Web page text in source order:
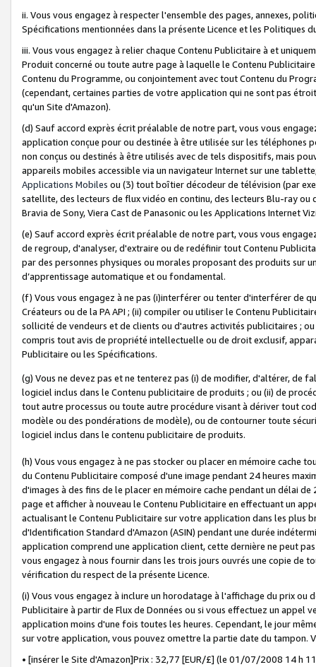
ii. Vous vous engagez à respecter l'ensemble des pages, annexes,
Spécifications mentionnées dans la présente Licence et les Politiques
iii. Vous vous engagez à relier chaque Contenu Publicitaire à et
Produit concerné ou toute autre page à laquelle le Contenu
Contenu du Programme, ou conjointement avec tout Contenu du
(cependant, certaines parties de votre application qui ne sont pas
qu'un Site d'Amazon).
(d) Sauf accord exprès écrit préalable de notre part, vous vous
application conçue pour ou destinée à être utilisée sur les téléphones
non conçus ou destinés à être utilisés avec de tels dispositifs, mais
appareils mobiles accessible via un navigateur Internet sur une
Applications Mobiles ou (3) tout boîtier décodeur de télévision (par
satellite, des lecteurs de flux vidéo en continu, des lecteurs Blu-ray
Bravia de Sony, Viera Cast de Panasonic ou les Applications Internet
(e) Sauf accord exprès écrit préalable de notre part, vous vous
de regroup, d'analyser, d'extraire ou de redéfinir tout Contenu
par des personnes physiques ou morales proposant des produits sur
d’apprentissage automatique et ou fondamental.
(f) Vous vous engagez à ne pas (i)interférer ou tenter d'interférer de
Créateurs ou de la PA API ; (ii) compiler ou utiliser le Contenu
sollicité de vendeurs et de clients ou d'autres activités publicitaires ;
compris tout avis de propriété intellectuelle ou de droit exclusif,
Publicitaire ou les Spécifications.
(g) Vous ne devez pas et ne tenterez pas (i) de modifier, d'altérer, de
logiciel inclus dans le Contenu publicitaire de produits ; ou (ii) de
tout autre processus ou toute autre procédure visant à dériver tout
modèle ou des pondérations de modèle), ou de contourner toute
logiciel inclus dans le contenu publicitaire de produits.
(h) Vous vous engagez à ne pas stocker ou placer en mémoire cache
du Contenu Publicitaire composé d'une image pendant 24 heures
d'images à des fins de le placer en mémoire cache pendant un délai
page et afficher à nouveau le Contenu Publicitaire en effectuant un
actualisant le Contenu Publicitaire sur votre application dans les plus
d'Identification Standard d'Amazon (ASIN) pendant une durée
application comprend une application client, cette dernière ne peut
vous engagez à nous fournir dans les trois jours ouvrés une copie de
vérification du respect de la présente Licence.
(i) Vous vous engagez à inclure un horodatage à l'affichage du prix
Publicitaire à partir de Flux de Données ou si vous effectuez un appel
application moins d'une fois toutes les heures. Cependant, le jour
sur votre application, vous pouvez omettre la partie date du tampon.
• [insérer le Site d'Amazon]Prix : 32,77 [EUR/£] (le 01/07/2008 14 h